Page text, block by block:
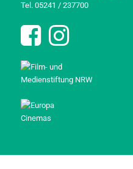
Tel. 05241 / 237700